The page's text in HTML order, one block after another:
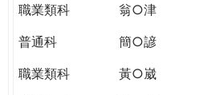
職業類科
翁○津
普通科
簡○諺
職業類科
黃○崴